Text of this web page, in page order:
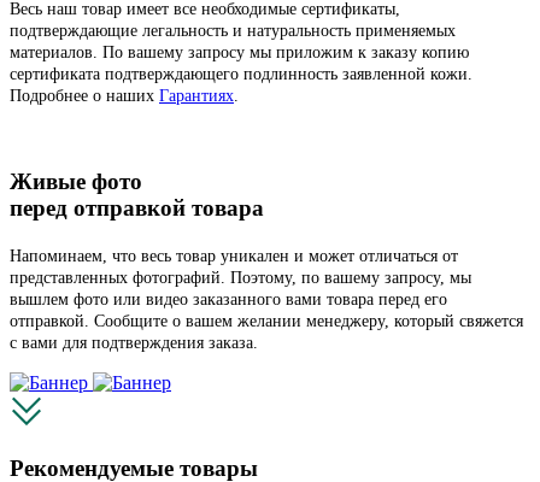
Весь наш товар имеет все необходимые сертификаты,
подтверждающие легальность и натуральность применяемых
материалов. По вашему запросу мы приложим к заказу копию
сертификата подтверждающего подлинность заявленной кожи.
Подробнее о наших Гарантиях
Живые фото
перед отправкой товара
Напоминаем, что весь товар уникален и может отличаться от
представленных фотографий. Поэтому, по вашему запросу, мы
вышлем фото или видео заказанного вами товара перед его
отправкой. Сообщите о вашем желании менеджеру, который свяжется
с вами для подтверждения заказа.
Рекомендуемые товары